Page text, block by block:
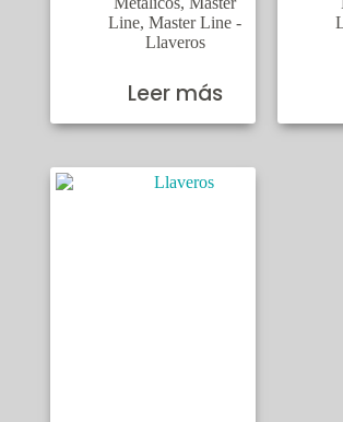
Line, Master Line -
Llaveros
Leer más